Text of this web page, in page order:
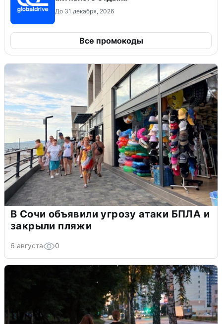
До 31 декабря, 2026
Все промокоды
В Сочи объявили угрозу атаки БПЛА и
закрыли пляжи
6 августа 0